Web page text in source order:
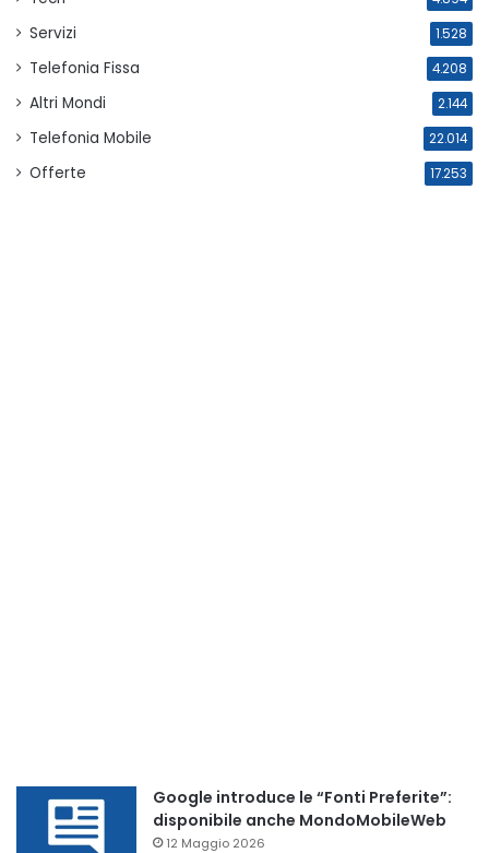
Servizi 1.528
Telefonia Fissa 4.208
Altri Mondi 2.144
Telefonia Mobile 22.014
Offerte 17.253
Google introduce le “Fonti Preferite”:
disponibile anche MondoMobileWeb
12 Maggio 2026